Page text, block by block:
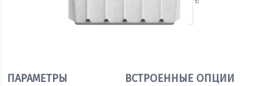
ПАРАМЕТРЫ ВСТРОЕННЫЕ ОПЦИИ